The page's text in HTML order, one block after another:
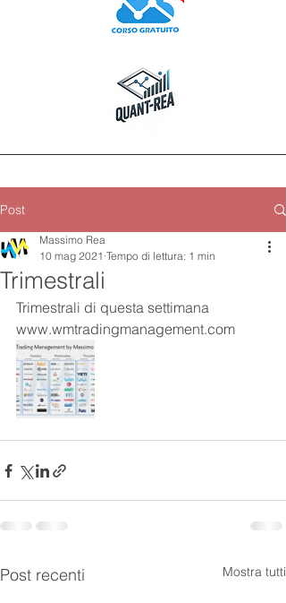
Post
Trimestrali
Massimo Rea
10 mag 2021 Tempo di lettura: 1 min
Trimestrali di questa settimana
www.wmtradingmanagement.com
Post recenti Mostra tutti